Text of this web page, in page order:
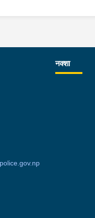
नक्शा